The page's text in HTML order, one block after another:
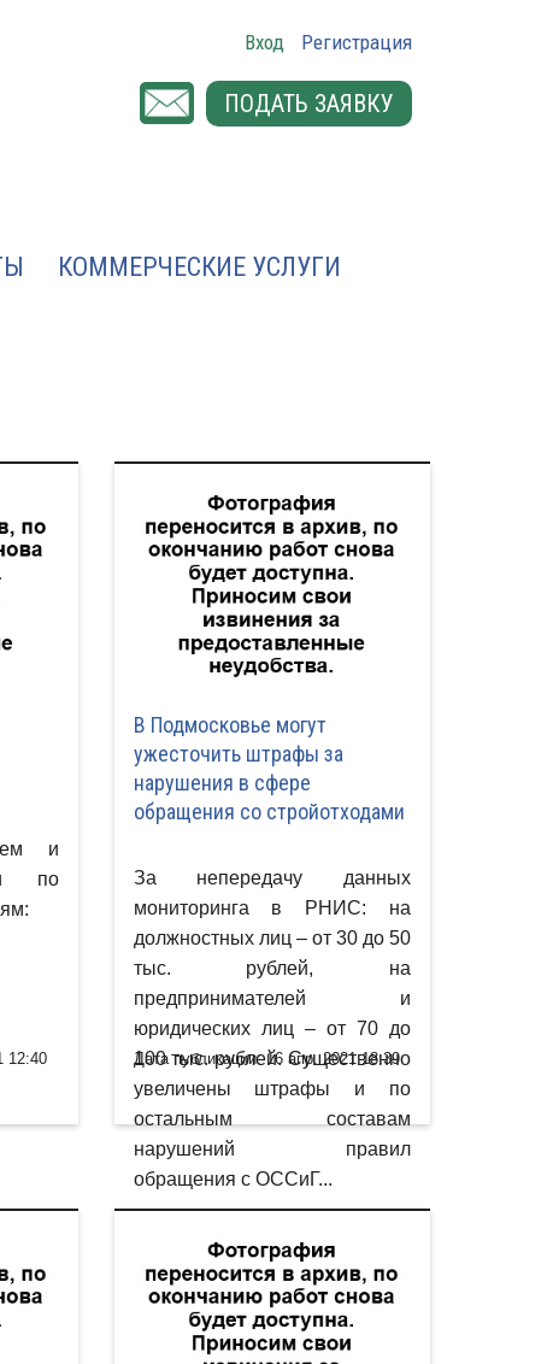
Вход Регистрация
ПОДАТЬ ЗАЯВКУ
КОММЕРЧЕСКИЕ УСЛУГИ
и
по
12:40
В Подмосковье могут
ужесточить штрафы за
нарушения в сфере
обращения со стройотходами
За непередачу данных
мониторинга в РНИС: на
должностных лиц – от 30 до 50
тыс. рублей, на
предпринимателей и
юридических лиц – от 70 до
100 тыс. рублей. Существенно
увеличены штрафы и по
остальным составам
нарушений правил
обращения с ОССиГ...
Дата публикации: 16 апр. 2021 18:39